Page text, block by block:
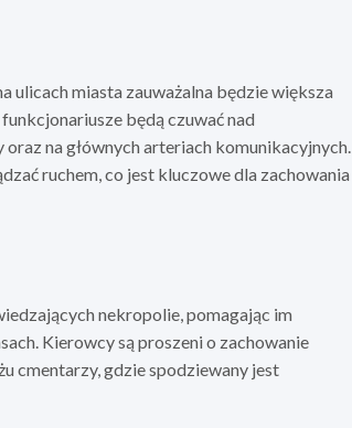
ulicach miasta zauważalna będzie większa
będą czuwać nad
na głównych arteriach komunikacyjnych.
ruchem, co jest kluczowe dla zachowania
nekropolie, pomagając im
Kierowcy są proszeni o zachowanie
cmentarzy, gdzie spodziewany jest